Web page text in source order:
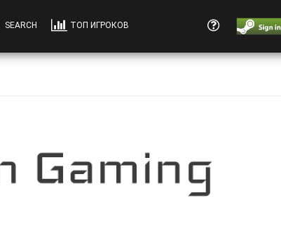
SEARCH ТОП ИГРОКОВ